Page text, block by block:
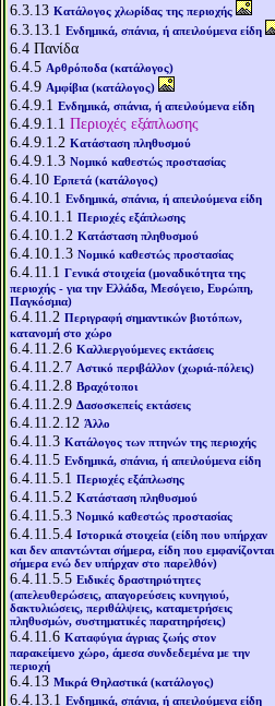
6.3.13 Κατάλογος χλωρίδας της περιοχής
6.3.13.1 Ενδημικά, σπάνια, ή απειλούμενα είδη
6.4 Πανίδα
6.4.5 Αρθρόποδα (κατάλογος)
6.4.9 Αμφίβια (κατάλογος)
6.4.9.1 Ενδημικά, σπάνια, ή απειλούμενα είδη
6.4.9.1.1 Περιοχές εξάπλωσης
6.4.9.1.2 Κατάσταση πληθυσμού
6.4.9.1.3 Νομικό καθεστώς προστασίας
6.4.10 Ερπετά (κατάλογος)
6.4.10.1 Ενδημικά, σπάνια, ή απειλούμενα είδη
6.4.10.1.1 Περιοχές εξάπλωσης
6.4.10.1.2 Κατάσταση πληθυσμού
6.4.10.1.3 Νομικό καθεστώς προστασίας
6.4.11.1 Γενικά στοιχεία (μοναδικότητα της
περιοχής - για την Ελλάδα, Μεσόγειο, Ευρώπη,
Παγκόσμια)
6.4.11.2 Περιγραφή σημαντικών βιοτόπων,
κατανομή στο χώρο
6.4.11.2.6 Καλλιεργούμενες εκτάσεις
6.4.11.2.7 Αστικό περιβάλλον (χωριά-πόλεις)
6.4.11.2.8 Βραχότοποι
6.4.11.2.9 Δασοσκεπείς εκτάσεις
6.4.11.2.12 Άλλο
6.4.11.3 Κατάλογος των πτηνών της περιοχής
6.4.11.5 Ενδημικά, σπάνια, ή απειλούμενα είδη
6.4.11.5.1 Περιοχές εξάπλωσης
6.4.11.5.2 Κατάσταση πληθυσμού
6.4.11.5.3 Νομικό καθεστώς προστασίας
6.4.11.5.4 Ιστορικά στοιχεία (είδη που υπήρχαν
και δεν απαντώνται σήμερα, είδη που εμφανίζονται
σήμερα ενώ δεν υπήρχαν στο παρελθόν)
6.4.11.5.5 Ειδικές δραστηριότητες
(απελευθερώσεις, απαγορεύσεις κυνηγιού,
δακτυλιώσεις, περιθάλψεις, καταμετρήσεις
πληθυσμών, συστηματικές παρατηρήσεις)
6.4.11.6 Καταφύγια άγριας ζωής στον
παρακείμενο χώρο, άμεσα συνδεδεμένα με την
περιοχή
6.4.13 Μικρά Θηλαστικά (κατάλογος)
6.4.13.1 Ενδημικά, σπάνια, ή απειλούμενα είδη